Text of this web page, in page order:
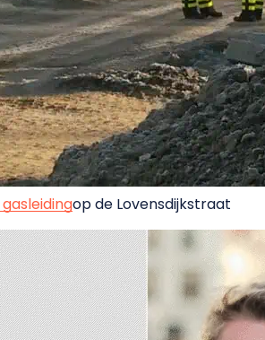
op de Lovensdijkstraat